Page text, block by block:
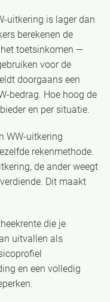
uitkering is lager dan
berekenen de
toetsinkomen —
voor de
doorgaans een
bedrag. Hoe hoog de
en per situatie.
WW-uitkering
rekenmethode.
de ander weegt
Dit maakt
die je
uitvallen als
en een volledig